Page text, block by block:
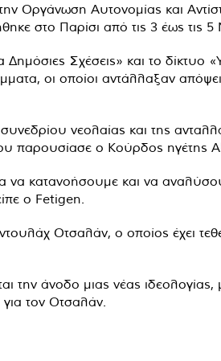
Οργάνωση Αυτονομίας και
στο Παρίσι από τις 3 έως τις
Σχέσεις» και το
οι οποίοι αντάλλαξαν
νεολαίας και της
παρουσίασε ο Κούρδος ηγέτης
να κατανοήσουμε και να
ο Fetigen.
Οτσαλάν, ο οποίος έχει
άνοδο μιας νέας ιδεολογίας,
τον Οτσαλάν.